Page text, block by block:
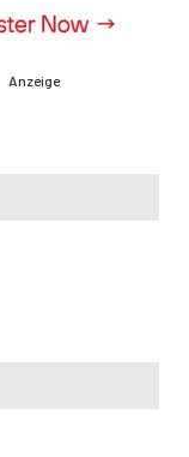
Anzeige